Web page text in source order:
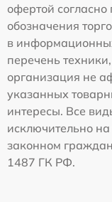
офертой
обозначения
в
перечень
организация не
указанных
интересы. Все
исключительно
законном
1487 ГК РФ.